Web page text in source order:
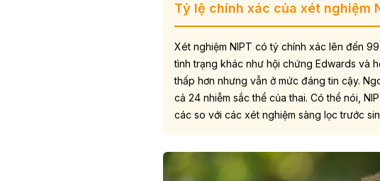
Tỷ lệ chính xác của xét nghiệm
Xét nghiệm NIPT có tỷ chính xác lên đến
tình trạng khác như hội chứng Edwards và
thấp hơn nhưng vẫn ở mức đáng tin cậy.
cả 24 nhiễm sắc thể của thai. Có thể nói,
các so với các xét nghiệm sàng lọc trước